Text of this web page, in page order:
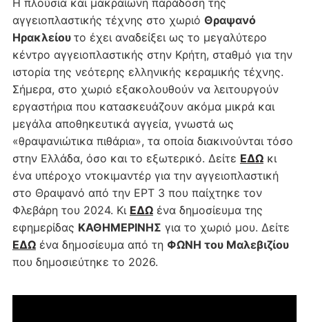
Η πλούσια και μακραίωνη παράδοση της
αγγειοπλαστικής τέχνης στο χωριό Θραψανό
Ηρακλείου το έχει αναδείξει ως το μεγαλύτερο
κέντρο αγγειοπλαστικής στην Κρήτη, σταθμό για την
ιστορία της νεότερης ελληνικής κεραμικής τέχνης.
Σήμερα, στο χωριό εξακολουθούν να λειτουργούν
εργαστήρια που κατασκευάζουν ακόμα μικρά και
μεγάλα αποθηκευτικά αγγεία, γνωστά ως
«θραψανιώτικα πιθάρια», τα οποία διακινούνται τόσο
στην Ελλάδα, όσο και το εξωτερικό. Δείτε ΕΔΩκι
ένα υπέροχο ντοκιμαντέρ για την αγγειοπλαστική
στο Θραψανό από την ΕΡΤ 3 που παίχτηκε τον
Φλεβάρη του 2024. Κι ΕΔΩένα δημοσίευμα της
εφημερίδας ΚΑΘΗΜΕΡΙΝΗΣ για το χωριό μου. Δείτε
ΕΔΩένα δημοσίευμα από τη ΦΩΝΗ του Μαλεβιζίου
που δημοσιεύτηκε το 2026.